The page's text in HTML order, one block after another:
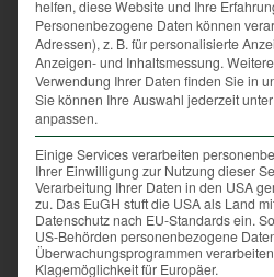
Hund an die Leine nehmen.
Foto: Ch. Böck
Warten auf Mama
Es ist also völlig normal, dass
Prozent des Tages ganz
keinen Bau besitzen, warten
nächtlichen Besuch der
und gut getarnt in Wiese oder
helfen, diese Website und Ihre
Personenbezogene Daten können
Adressen), z. B. für personalisierte
Anzeigen- und Inhaltsmessung.
Verwendung Ihrer Daten finden Sie in
Sie können Ihre Auswahl jederzeit unter
anpassen.
Einige Services verarbeiten
Ihrer Einwilligung zur Nutzung dieser
Verarbeitung Ihrer Daten in den USA
zu. Das EuGH stuft die USA als Land
Datenschutz nach EU-Standards ein.
US-Behörden personenbezogene
Überwachungsprogrammen
Klagemöglichkeit für Europäer.